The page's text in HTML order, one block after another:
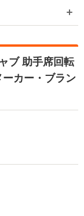
ブ 助手席回転
カー・ブラン